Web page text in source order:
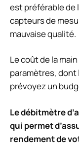
est préférable de
capteurs de
mauvaise qualité.
Le coût de la
paramètres, dont
prévoyez un
Le débitmètre
qui permet
rendement de